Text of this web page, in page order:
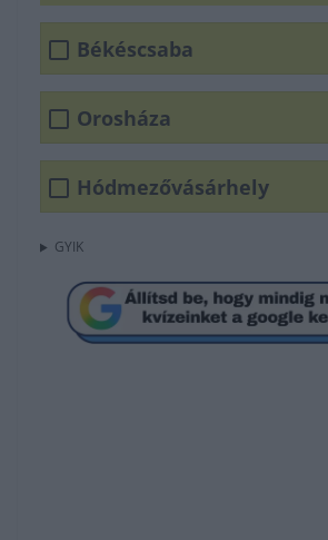
Békéscsaba
Orosháza
Hódmezővásárhely
GYIK